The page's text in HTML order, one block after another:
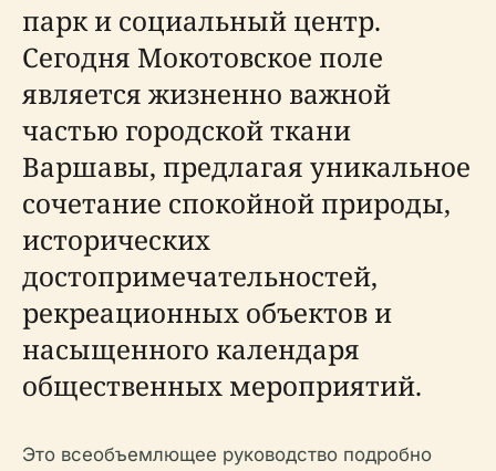
парк и социальный центр.
Сегодня Мокотовское поле
является жизненно важной
частью городской ткани
Варшавы, предлагая уникальное
сочетание спокойной природы,
исторических
достопримечательностей,
рекреационных объектов и
насыщенного календаря
общественных мероприятий.
Это всеобъемлющее руководство подробно